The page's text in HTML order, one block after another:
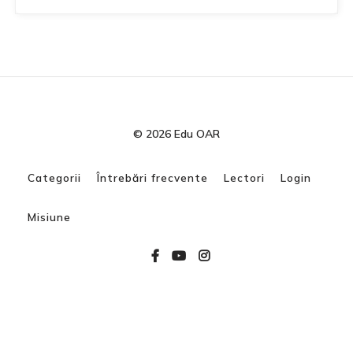
© 2026 Edu OAR
Categorii Întrebări frecvente Lectori Login
Misiune